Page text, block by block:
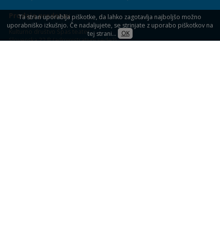
Prodaja predstav
Kulturno društvo Špas teater
Slovenska 22 B (administrativni sedež)
Ta stran uporablja piškotke, da lahko zagotavlja najboljšo možno
uporabniško izkušnjo. Če nadaljujete, se strinjate z uporabo piškotkov na
tej strani...
OK